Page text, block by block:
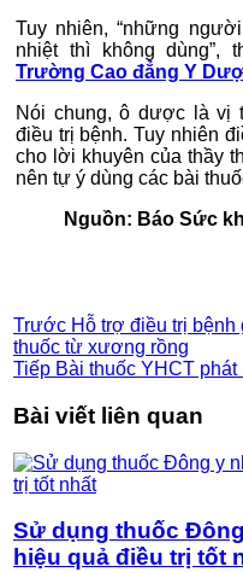
Tuy nhiên, “những
nhiệt thì không dùng”,
Trường Cao đẳng Y
Nói chung, ô dược là vị
điều trị bệnh. Tuy nhiên
cho lời khuyên của thầy
nên tự ý dùng các bài
Nguồn: Báo Sức
Trước Hỗ trợ điều trị
thuốc từ xương rồng
Tiếp Bài thuốc YHCT
Bài viết liên quan
Sử dụng thuốc
hiệu quả điều trị tốt